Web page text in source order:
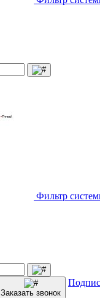
Фильтр
Заказать звонок